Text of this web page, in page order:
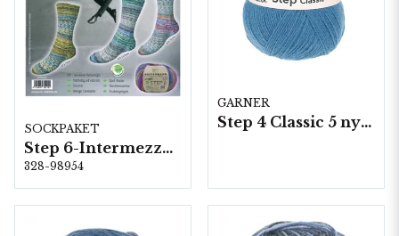
SOCKPAKET
Step 6-Intermezzo, 5 färger á 1,5 kg.
328-98954
GARNER
Step 4 Classic 5 nystan a100g/fp